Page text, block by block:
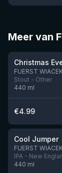
Meer van
★3.72
FUERST
Stout - Other
440 ml
€4.99
★ 3.96
Cool Jumper
FUERST
IPA - New
440 ml